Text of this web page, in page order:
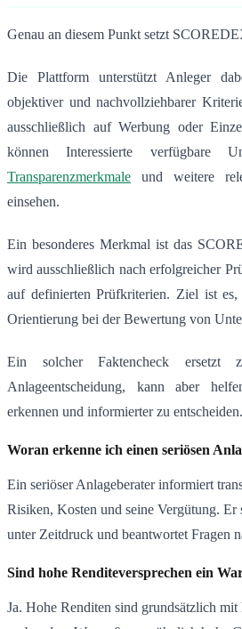
Genau an diesem Punkt setzt
Die Plattform unterstützt Anleger
objektiver und nachvollziehbarer
ausschließlich auf Werbung oder
können Interessierte verfügbare
Transparenzmerkmale und weitere
einsehen.
Ein besonderes Merkmal ist das
wird ausschließlich nach erfolgreicher
auf definierten Prüfkriterien. Ziel ist es,
Orientierung bei der Bewertung von
Ein solcher Faktencheck ersetzt
Anlageentscheidung, kann aber
erkennen und informierter zu entscheiden.
Woran erkenne ich einen seriösen
Ein seriöser Anlageberater informiert
Risiken, Kosten und seine Vergütung. Er
unter Zeitdruck und beantwortet Fragen
Sind hohe Renditeversprechen ein
Ja. Hohe Renditen sind grundsätzlich mit